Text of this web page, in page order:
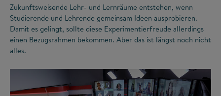
Zukunftsweisende Lehr- und Lernräume entstehen, wenn
Studierende und Lehrende gemeinsam Ideen ausprobieren.
Damit es gelingt, sollte diese Experimentierfreude allerdings
einen Bezugsrahmen bekommen. Aber das ist längst noch nicht
alles.